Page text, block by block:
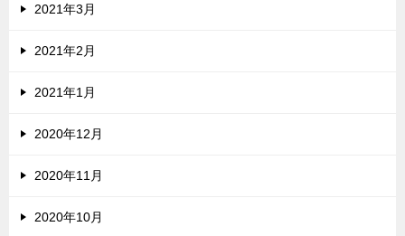
2021年3月
2021年2月
2021年1月
2020年12月
2020年11月
2020年10月